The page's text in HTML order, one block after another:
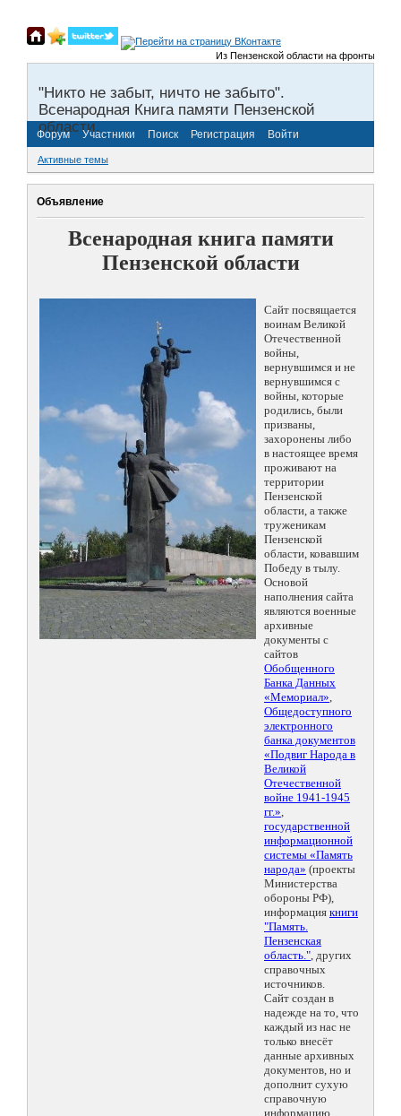
Из Пензенской области на фронты
"Никто не забыт, ничто не забыто".
Всенародная Книга памяти Пензенской
области.
Форум Участники Поиск Регистрация Войти
Активные темы
Объявление
Всенародная книга памяти
Пензенской области
Сайт посвящается
воинам Великой
Отечественной
войны,
вернувшимся и не
вернувшимся с
войны, которые
родились, были
призваны,
захоронены либо
в настоящее время
проживают на
территории
Пензенской
области, а также
труженикам
Пензенской
области, ковавшим
Победу в тылу.
Основой
наполнения сайта
являются военные
архивные
документы с
сайтов
Обобщенного
Банка Данных
«Мемориал»,
Общедоступного
электронного
банка документов
«Подвиг Народа в
Великой
Отечественной
войне 1941-1945
гг.»,
государственной
информационной
системы «Память
народа» (проекты
Министерства
обороны РФ),
информация книги
"Память.
Пензенская
область.", других
справочных
источников.
Сайт создан в
надежде на то, что
каждый из нас не
только внесёт
данные архивных
документов, но и
дополнит сухую
справочную
информацию